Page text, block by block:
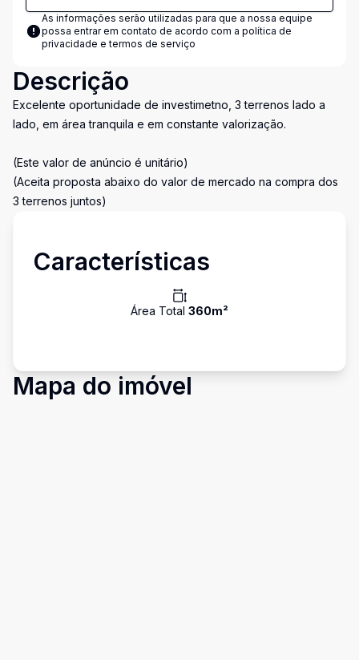
As informações serão utilizadas para que a nossa equipe
possa entrar em contato de acordo com a política de
privacidade e termos de serviço
Descrição
Excelente oportunidade de investimetno, 3 terrenos lado a
lado, em área tranquila e em constante valorização.
(Este valor de anúncio é unitário)
(Aceita proposta abaixo do valor de mercado na compra dos
3 terrenos juntos)
Características
Área Total 360m²
Mapa do imóvel